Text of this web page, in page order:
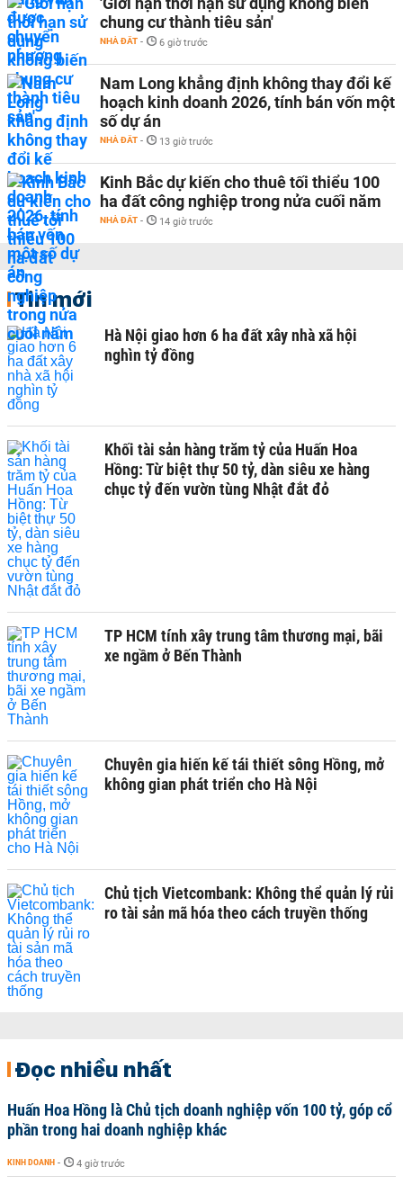
chung cư thành tiêu sản'
NHÀ ĐẤT - 6 giờ trước
Nam Long khẳng định không thay đổi kế
hoạch kinh doanh 2026, tính bán vốn một
số dự án
NHÀ ĐẤT - 13 giờ trước
Kinh Bắc dự kiến cho thuê tối thiểu 100
ha đất công nghiệp trong nửa cuối năm
NHÀ ĐẤT - 14 giờ trước
Tin mới
Hà Nội giao hơn 6 ha đất xây nhà xã hội
nghìn tỷ đồng
Khối tài sản hàng trăm tỷ của Huấn Hoa
Hồng: Từ biệt thự 50 tỷ, dàn siêu xe hàng
chục tỷ đến vườn tùng Nhật đắt đỏ
TP HCM tính xây trung tâm thương mại, bãi
xe ngầm ở Bến Thành
Chuyên gia hiến kế tái thiết sông Hồng, mở
không gian phát triển cho Hà Nội
Chủ tịch Vietcombank: Không thể quản lý rủi
ro tài sản mã hóa theo cách truyền thống
Đọc nhiều nhất
Huấn Hoa Hồng là Chủ tịch doanh nghiệp vốn 100 tỷ, góp cổ
phần trong hai doanh nghiệp khác
KINH DOANH - 4 giờ trước